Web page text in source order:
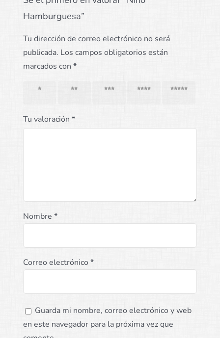
Hamburguesa”
Tu dirección de correo electrónico no será
publicada. Los campos obligatorios están
marcados con *
1 de 5 2 de 5 3 de 5 4 de 5 5 de 5
Tu valoración *
Nombre *
Correo electrónico*
Guarda mi nombre, correo electrónico y web
en este navegador para la próxima vez que